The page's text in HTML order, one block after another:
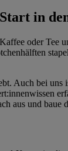
in
oder Tee
Auch bei
aus und baue